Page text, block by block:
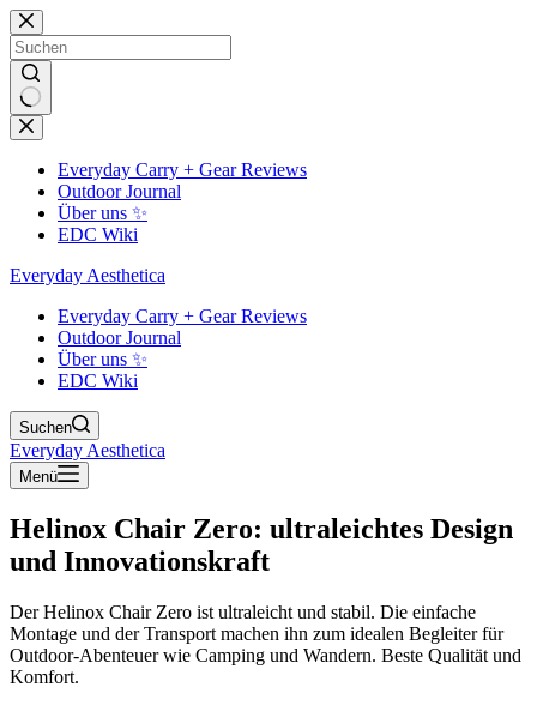
Zum
Inhalt
springen
Keine
Ergebnisse
Everyday Carry + Gear Reviews
Outdoor Journal
Über uns ✨
EDC Wiki
Everyday Aesthetica
Everyday Carry + Gear Reviews
Outdoor Journal
Über uns ✨
EDC Wiki
Suchen
Everyday Aesthetica
Menü
Helinox Chair Zero: ultraleichtes Design
und Innovationskraft
Der Helinox Chair Zero ist ultraleicht und stabil. Die einfache
Montage und der Transport machen ihn zum idealen Begleiter für
Outdoor-Abenteuer wie Camping und Wandern. Beste Qualität und
Komfort.